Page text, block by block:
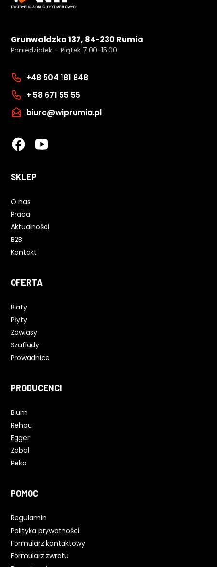
Grunwaldzka 137, 84-230 Rumia
Poniedziałek – Piątek 7:00-15:00
+48 504 181 848
+ 58 671 55 55
biuro@wiprumia.pl
SKLEP
O nas
Praca
Aktualności
B2B
Kontakt
OFERTA
Blaty
Płyty
Zawiasy
Szuflady
Prowadnice
PRODUCENCI
Blum
Rehau
Egger
Zobal
Peka
POMOC
Regulamin
Polityka prywatności
Formularz kontaktowy
Formularz zwrotu